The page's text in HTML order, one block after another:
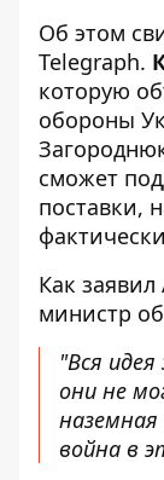
Об этом
Telegraph.
которую
обороны
сможет
поставки,
Как
министр
"Вся
они не
война в